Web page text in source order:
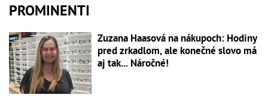
PROMINENTI
Zuzana Haasová na nákupoch: Hodiny
pred zrkadlom, ale konečné slovo má
aj tak... Náročné!